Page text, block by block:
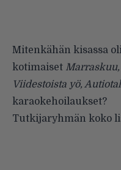
Mitenkähän kisassa
kotimaiset
Viidestoista yö,
karaokehoilaukset?
Tutkijaryhmän koko